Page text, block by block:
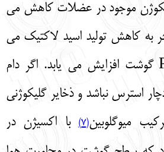
موجود در عضلات کاهش می‌
به کاهش تولید اسید لاکتیک می‌
شود و در نتیجه PH گوشت افزایش می‌ یابد. اگر دام
استرس نباشد و ذخایر گلیکوژنی
میوگلوبین(7)
با اکسیژن در